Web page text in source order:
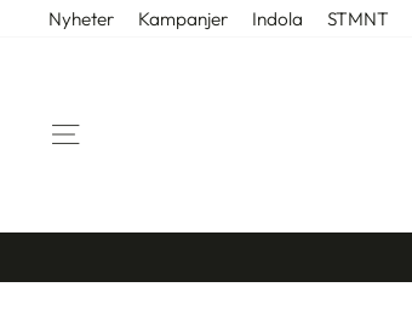
Nyheter Kampanjer Indola STMNT